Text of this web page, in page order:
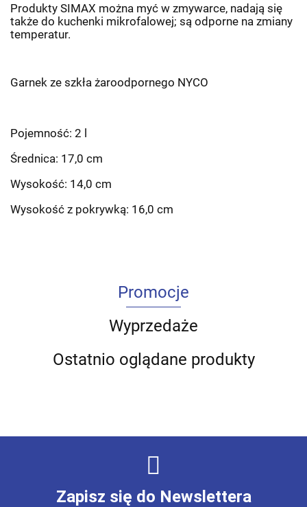
Produkty SIMAX można myć w zmywarce, nadają się
także do kuchenki mikrofalowej; są odporne na zmiany
temperatur.
Garnek ze szkła żaroodpornego NYCO
Pojemność: 2 l
Średnica: 17,0 cm
Wysokość: 14,0 cm
Wysokość z pokrywką: 16,0 cm
Promocje
Wyprzedaże
Ostatnio oglądane produkty
Zapisz się do Newslettera